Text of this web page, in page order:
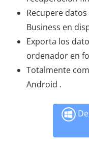
Recupere
Business en
Exporta los
ordenador en
Totalmente
Android .